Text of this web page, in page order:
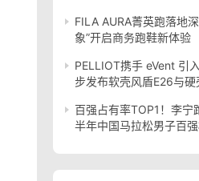
FILA AURA菁英跑落地
象”开启商务跑鞋新体验
PELLIOT携手 eVent 引
步发布软壳风盾E26与硬
百强占有率TOP1！李宁
半年中国马拉松男子百